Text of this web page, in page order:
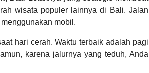
wisata populer lainnya di Bali. Jalan
mobil.
hari cerah. Waktu terbaik adalah pagi
karena jalurnya yang teduh, Anda